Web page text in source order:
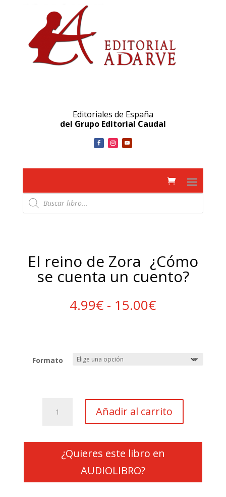
Editoriales de España
del Grupo Editorial Caudal
Búsqueda
de
productos
El reino de Zora ¿Cómo
se cuenta un cuento?
4.99€ - 15.00€Rango
de
Formato
reino
¿Cómo
un
Añadir al carrito
¿Quieres este libro en
AUDIOLIBRO?